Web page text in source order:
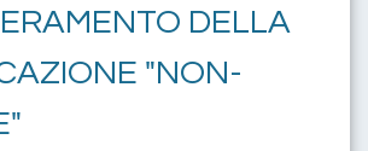
DELLA
"NON-